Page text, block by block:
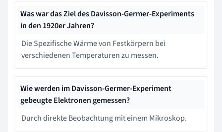
Was war das Ziel des Davisson-Germer-Experiments
in den 1920er Jahren?
Die Spezifische Wärme von Festkörpern bei
verschiedenen Temperaturen zu messen.
Wie werden im Davisson-Germer-Experiment
gebeugte Elektronen gemessen?
Durch direkte Beobachtung mit einem Mikroskop.